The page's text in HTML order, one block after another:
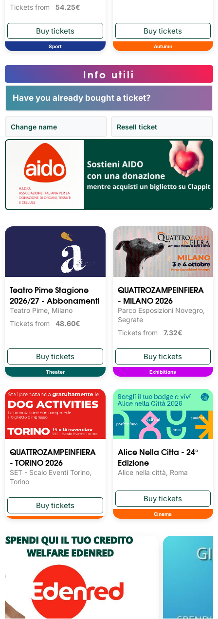
Tickets from 54.25€
Sport Autumn
Teatro Pime Stagione
2026/27 - Abbonamenti
Teatro Pime, Milano
Tickets from 48.60€
Theater
QUATTROZAMPEINFIERA
- MILANO 2026
Parco Esposizioni Novegro,
Segrate
Tickets from 7.32€
Exhibitions
QUATTROZAMPEINFIERA
- TORINO 2026
SET - Scalo Eventi Torino,
Torino
Alice Nella Citta - 24°
Edizione
Alice nella città, Roma
Cinema
Info utili
Have you already bought a ticket?
Change name Resell ticket